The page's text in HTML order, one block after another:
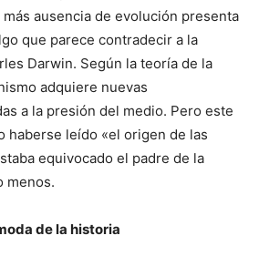
ausencia de evolución presenta
que parece contradecir a la
Darwin. Según la teoría de la
adquiere nuevas
a la presión del medio. Pero este
haberse leído «el origen de las
equivocado el padre de la
menos.
de la historia